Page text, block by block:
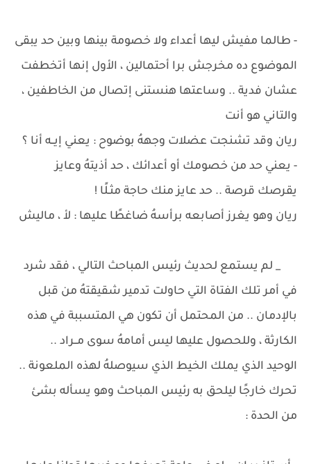
- طالما مفيش ليها أعداء ولا خصومة بينها وبين حد يبقى
الموضوع ده مخرجش برا أحتمالين ، الأول إنها أتخطفت
عشان فدية .. وساعتها هنستنى إتصال من الخاطفين ،
والتاني هو أنت
ريان وقد تشنجت عضلات وجههُ بوضوح : يعني إيــه أنا ؟
- يعني حد من خصومك أو أعدائك ، حد أذيتهُ وعايز
يقرصك قرصة .. حد عايز منك حاجة مثـلًا !
ريان وهو يغرز أصابعه برأسهُ ضاغطًا عليها : لأ ، ماليش
_ لم يستمع لحديث رئيس المباحث التالي ، فقد شرد
في أمر تلك الفتاة التي حاولت تدمير شقيقتهُ من قبل
بالإدمان .. من المحتمل أن تكون هي المتسببة في هذه
الكارثة ، وللحصول عليها ليس أمامهُ سوى مــراد ..
الوحيد الذي يملك الخيط الذي سيوصلهُ لهذه الملعونة ..
تحرك خارجًا ليلحق به رئيس المباحث وهو يسأله بشئ
من الحدة :